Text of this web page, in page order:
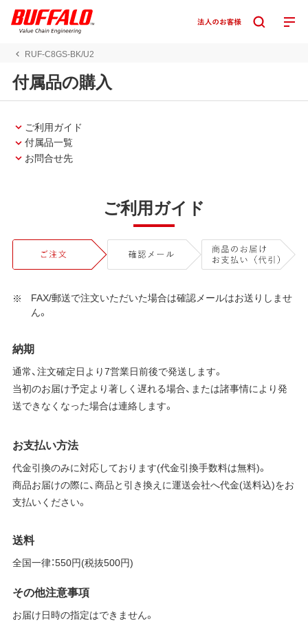
RUF-C8GS-BK/U2
付属品の購入
ご利用ガイド
付属品一覧
お問合せ先
ご利用ガイド
FAX/郵送で注文いただいた場合は確認メールはお送りしませ
ん。
納期
通常、注文確定日より7営業日前後で発送します。
当初のお届け予定より著しく遅れる場合、または諸事情により発
送できなくなった場合は連絡します。
お支払い方法
代金引換のみに対応しております(代金引換手数料は無料)。
商品お届けの際に、商品と引き換えに運送会社へ代金(送料込)をお
支払いください。
送料
全国一律：550円(税抜500円)
その他注意事項
お届け日時の指定はできません。